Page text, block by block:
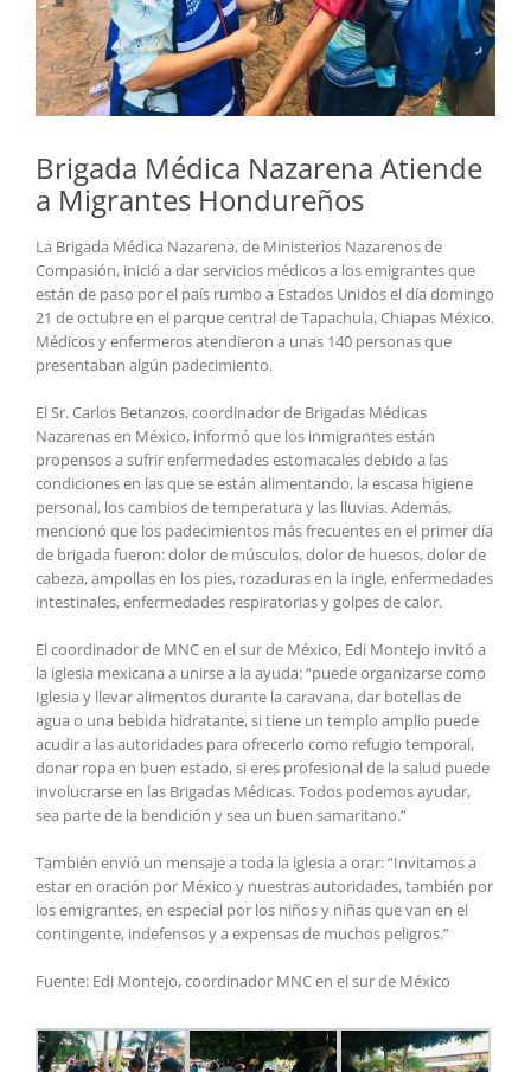
Brigada Médica Nazarena Atiende
a Migrantes Hondureños
La Brigada Médica Nazarena, de Ministerios Nazarenos de
Compasión, inició a dar servicios médicos a los emigrantes que
están de paso por el país rumbo a Estados Unidos el día domingo
21 de octubre en el parque central de Tapachula, Chiapas México.
Médicos y enfermeros atendieron a unas 140 personas que
presentaban algún padecimiento.
El Sr. Carlos Betanzos, coordinador de Brigadas Médicas
Nazarenas en México, informó que los inmigrantes están
propensos a sufrir enfermedades estomacales debido a las
condiciones en las que se están alimentando, la escasa higiene
personal, los cambios de temperatura y las lluvias. Además,
mencionó que los padecimientos más frecuentes en el primer día
de brigada fueron: dolor de músculos, dolor de huesos, dolor de
cabeza, ampollas en los pies, rozaduras en la ingle, enfermedades
intestinales, enfermedades respiratorias y golpes de calor.
El coordinador de MNC en el sur de México, Edi Montejo invitó a
la iglesia mexicana a unirse a la ayuda: “puede organizarse como
Iglesia y llevar alimentos durante la caravana, dar botellas de
agua o una bebida hidratante, si tiene un templo amplio puede
acudir a las autoridades para ofrecerlo como refugio temporal,
donar ropa en buen estado, si eres profesional de la salud puede
involucrarse en las Brigadas Médicas. Todos podemos ayudar,
sea parte de la bendición y sea un buen samaritano.”
También envió un mensaje a toda la iglesia a orar: “Invitamos a
estar en oración por México y nuestras autoridades, también por
los emigrantes, en especial por los niños y niñas que van en el
contingente, indefensos y a expensas de muchos peligros.”
Fuente: Edi Montejo, coordinador MNC en el sur de México